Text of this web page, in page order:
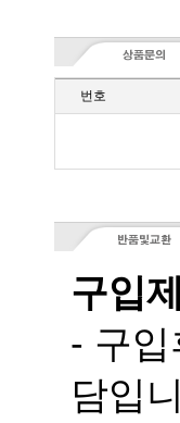
번호
구입
담입